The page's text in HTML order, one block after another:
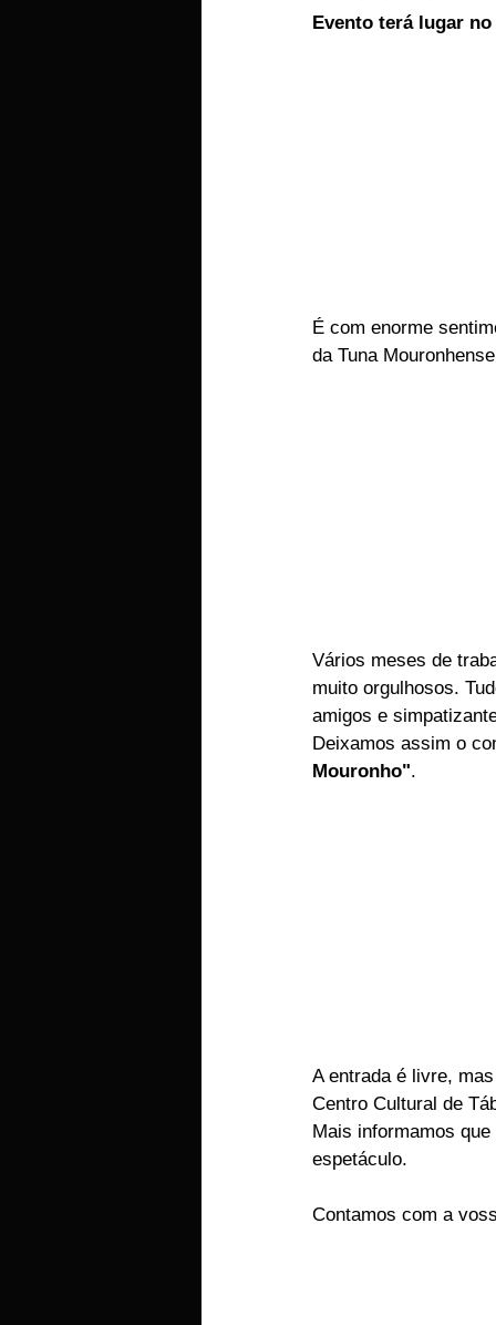
EMPRESAS ARTIGOS LUSA
Evento terá lugar
É com enorme
da Tuna
Vários meses de
muito orgulhosos.
amigos e
Deixamos assim o
Mouronho".
A entrada é livre,
Centro Cultural de
Mais informamos
espetáculo.
Contamos com a